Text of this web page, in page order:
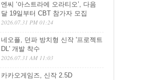
엔씨 ‘아스트라에 오라티오’, 다음
달 19일부터 CBT 참가자 모집
2026.07.31 PM 01:24
네오플, 던파 방치형 신작 '프로젝트
DL' 개발 착수
2026.07.31 AM 11:03
카카오게임즈, 신작 2.5D